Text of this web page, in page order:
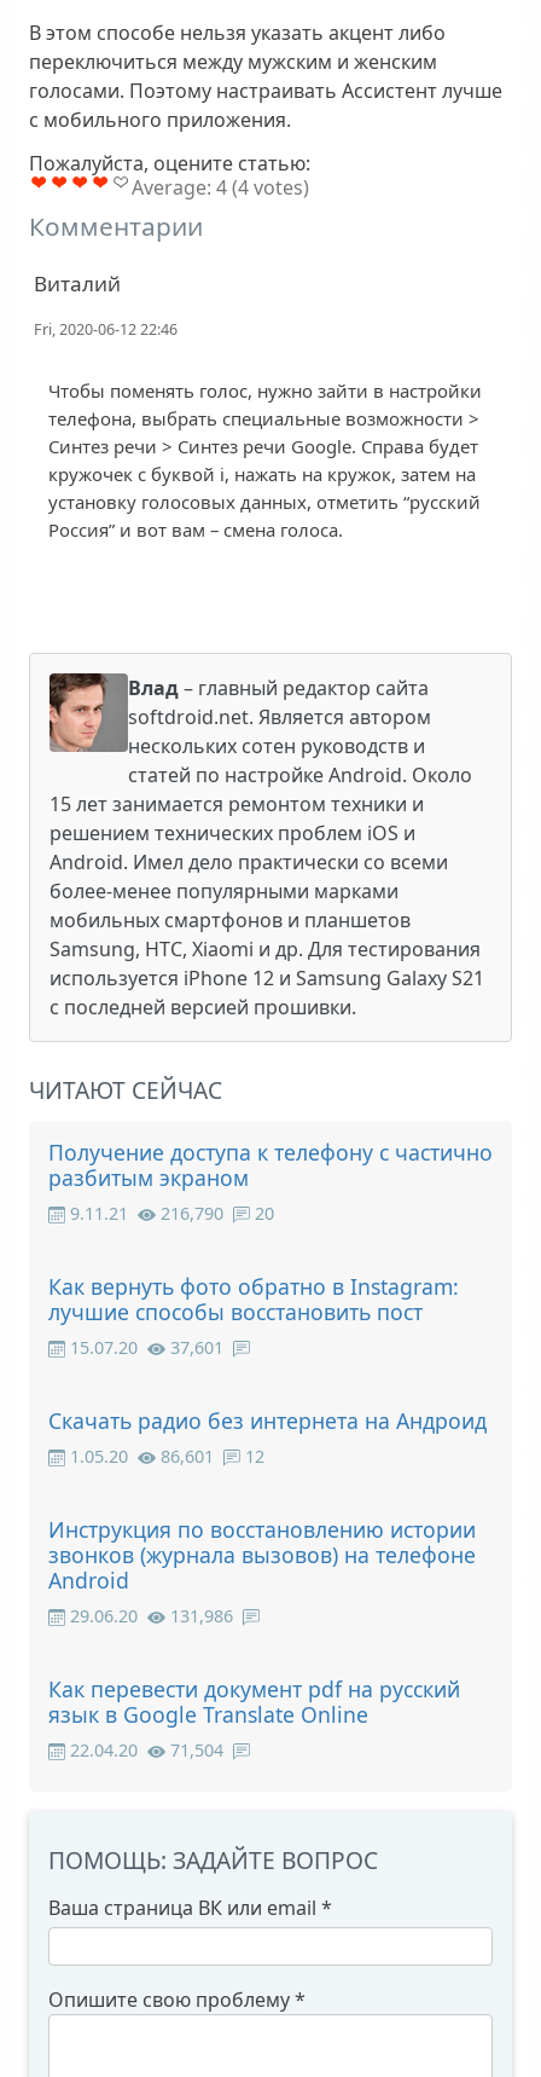
В этом способе нельзя указать акцент либо
переключиться между мужским и женским
голосами. Поэтому настраивать Ассистент лучше
с мобильного приложения.
Пожалуйста, оцените статью:
Average: 4(4votes)
Комментарии
Виталий
Fri, 2020-06-12 22:46
Чтобы поменять голос, нужно зайти в настройки
телефона, выбрать специальные возможности >
Синтез речи > Синтез речи Google. Справа будет
кружочек с буквой i, нажать на кружок, затем на
установку голосовых данных, отметить “русский
Россия” и вот вам – смена голоса.
Влад– главный редактор сайта
softdroid.net. Является автором
нескольких сотен руководств и
статей по настройке Android. Около
15 лет занимается ремонтом техники и
решением технических проблем iOS и
Android. Имел дело практически со всеми
более-менее популярными марками
мобильных смартфонов и планшетов
Samsung, HTC, Xiaomi и др. Для тестирования
используется iPhone 12 и Samsung Galaxy S21
с последней версией прошивки.
ЧИТАЮТ СЕЙЧАС
Получение доступа к телефону с частично
разбитым экраном
9.11.21 216,790 20
Как вернуть фото обратно в Instagram:
лучшие способы восстановить пост
15.07.20 37,601
Скачать радио без интернета на Андроид
1.05.20 86,601 12
Инструкция по восстановлению истории
звонков (журнала вызовов) на телефоне
Android
29.06.20 131,986
Как перевести документ pdf на русский
язык в Google Translate Online
22.04.20 71,504
ПОМОЩЬ: ЗАДАЙТЕ ВОПРОС
Ваша страница ВК или email *
Опишите свою проблему*